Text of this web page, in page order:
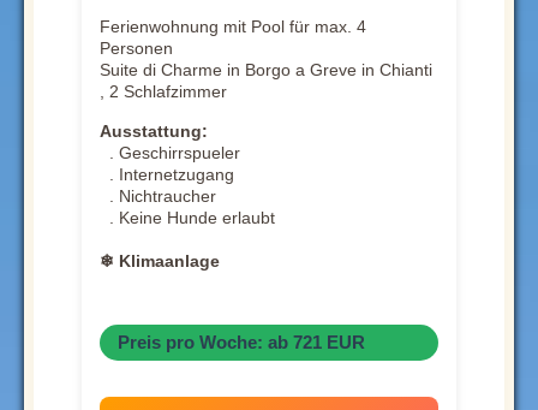
Ferienwohnung mit Pool für max. 4
Personen
Suite di Charme in Borgo a Greve in Chianti
, 2 Schlafzimmer
Ausstattung:
. Geschirrspueler
. Internetzugang
. Nichtraucher
. Keine Hunde erlaubt
❄ Klimaanlage
Preis pro Woche: ab 721 EUR